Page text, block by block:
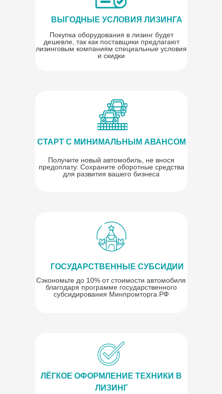
Покупка оборудования в лизинг будет
дешевле, так как поставщики предлагают
лизинговым компаниям специальные условия
и скидки
Получите новый автомобиль, не внося
предоплату. Сохраните оборотные средства
для развития вашего бизнеса
СТАРТ С МИНИМАЛЬНЫМ АВАНСОМ
Сэкономьте до 10% от стоимости автомобиля
благодаря программе государственного
субсидирования Минпромторга РФ
ВЫГОДНЫЕ УСЛОВИЯ ЛИЗИНГА
ГОСУДАРСТВЕННЫЕ СУБСИДИИ
ЛЁГКОЕ ОФОРМЛЕНИЕ ТЕХНИКИ В
ЛИЗИНГ